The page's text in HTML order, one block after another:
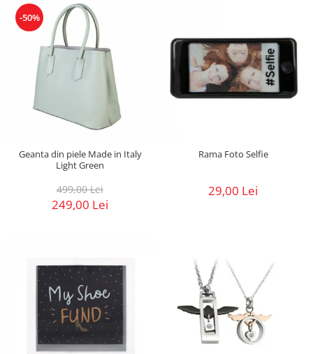
-50%
Geanta din piele Made in Italy
Light Green
499,00 Lei
249,00 Lei
Rama Foto Selfie
29,00 Lei